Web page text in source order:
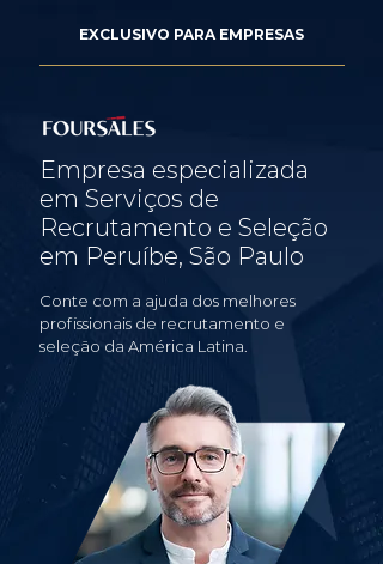
EXCLUSIVO PARA EMPRESAS
Empresa especializada
em Serviços de
Recrutamento e Seleção
em Peruíbe, São Paulo
Conte com a ajuda dos melhores
profissionais de recrutamento e
seleção da América Latina.